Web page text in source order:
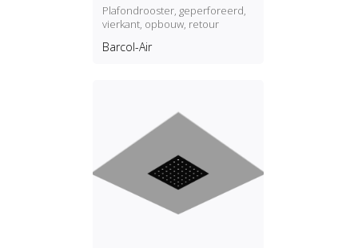
Plafondrooster, geperforeerd,
vierkant, opbouw, retour
Barcol-Air